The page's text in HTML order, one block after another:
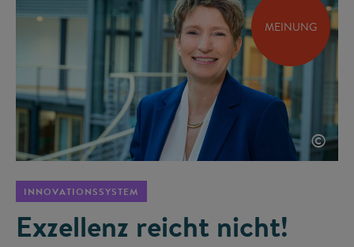
MEINUNG
©
INNOVATIONSSYSTEM
Exzellenz reicht nicht!